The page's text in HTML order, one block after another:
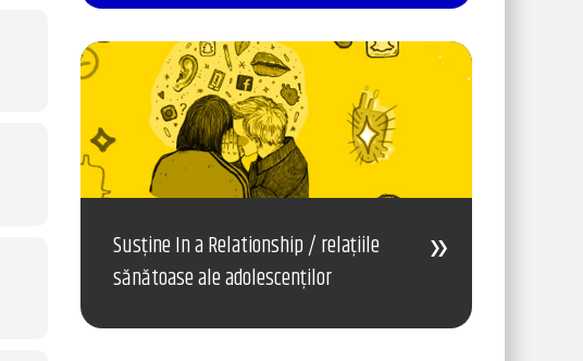
Susține In a Relationship / relațiile
sănătoase ale adolescenților